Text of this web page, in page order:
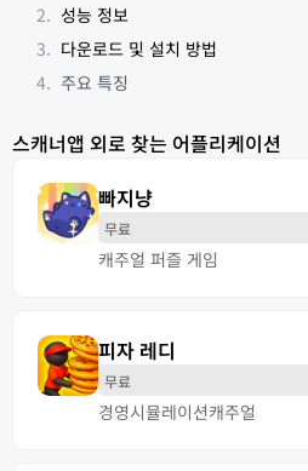
성능 정보
다운로드 및 설치 방법
주요 특징
스캐너앱 외로 찾는 어플리케이션
빠지냥
무료
캐주얼 퍼즐 게임
피자 레디
무료
경영시뮬레이션캐주얼